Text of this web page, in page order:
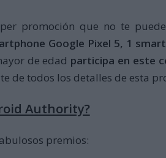
promoción que no te
Google Pixel 5, 1
de edad participa en este
de todos los detalles de esta
Authority?
premios: